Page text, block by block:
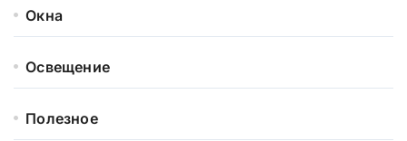
Окна
Освещение
Полезное